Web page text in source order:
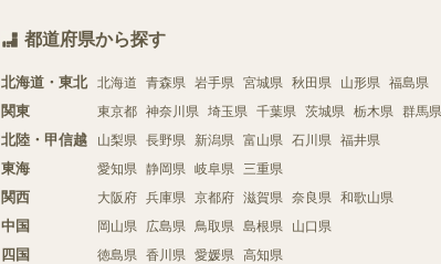
都道府県から探す
北海道・東北 北海道 青森県 岩手県 宮城県 秋田県 山形県 福島県
関東 東京都 神奈川県 埼玉県 千葉県 茨城県 栃木県 群馬県
北陸・甲信越 山梨県 長野県 新潟県 富山県 石川県 福井県
東海 愛知県 静岡県 岐阜県 三重県
関西 大阪府 兵庫県 京都府 滋賀県 奈良県 和歌山県
中国 岡山県 広島県 鳥取県 島根県 山口県
四国 徳島県 香川県 愛媛県 高知県